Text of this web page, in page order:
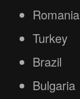
Romania
Turkey
Brazil
Bulgaria